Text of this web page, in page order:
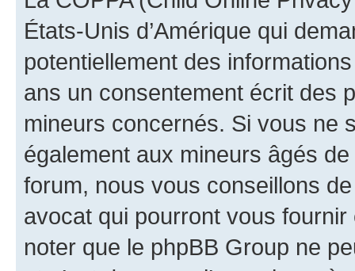
États-Unis d’Amérique qui
potentiellement des
ans un consentement écrit des
mineurs concernés. Si vous ne
également aux mineurs âgés
forum, nous vous conseillons
avocat qui pourront vous
noter que le phpBB Group ne